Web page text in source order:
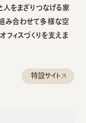
をまざりつなげる家
み合わせて多様な空
ィスづくりを支えま
特設サイト